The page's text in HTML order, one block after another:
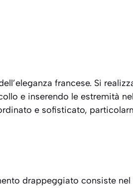
francese. Si
e inserendo le estremità
e sofisticato,
drappeggiato consiste